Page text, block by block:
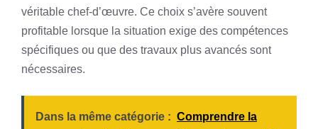
véritable chef-d’œuvre. Ce choix s’avère souvent
profitable lorsque la situation exige des compétences
spécifiques ou que des travaux plus avancés sont
nécessaires.
Dans la même catégorie : Comprendre la